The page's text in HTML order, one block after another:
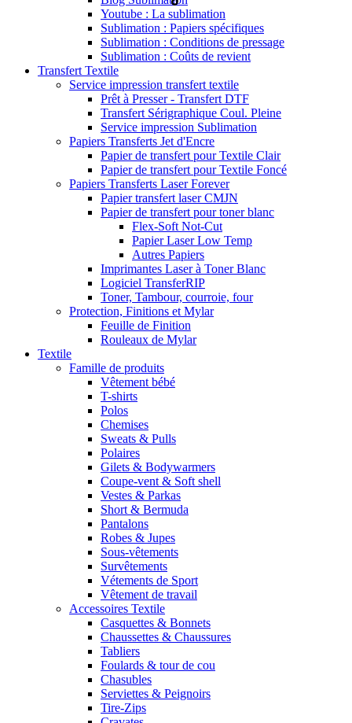
Youtube : La sublimation
Sublimation : Papiers spécifiques
Sublimation : Conditions de pressage
Sublimation : Coûts de revient
Transfert Textile
Service impression transfert textile
Prêt à Presser - Transfert DTF
Transfert Sérigraphique Coul. Pleine
Service impression Sublimation
Papiers Transferts Jet d'Encre
Papier de transfert pour Textile Clair
Papier de transfert pour Textile Foncé
Papiers Transferts Laser Forever
Papier transfert laser CMJN
Papier de transfert pour toner blanc
Flex-Soft Not-Cut
Papier Laser Low Temp
Autres Papiers
Imprimantes Laser à Toner Blanc
Logiciel TransferRIP
Toner, Tambour, courroie, four
Protection, Finitions et Mylar
Feuille de Finition
Rouleaux de Mylar
Textile
Famille de produits
Vêtement bébé
T-shirts
Polos
Chemises
Sweats & Pulls
Polaires
Gilets & Bodywarmers
Coupe-vent & Soft shell
Vestes & Parkas
Short & Bermuda
Pantalons
Robes & Jupes
Sous-vêtements
Survêtements
Vétements de Sport
Vêtement de travail
Accessoires Textile
Casquettes & Bonnets
Chaussettes & Chaussures
Tabliers
Foulards & tour de cou
Chasubles
Serviettes & Peignoirs
Tire-Zips